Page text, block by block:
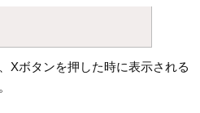
Xボタンを押した時に表示される